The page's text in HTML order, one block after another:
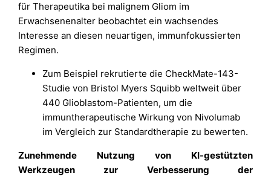
für Therapeutika bei malignem Gliom im
Erwachsenenalter beobachtet ein wachsendes
Interesse an diesen neuartigen, immunfokussierten
Regimen.
Zum Beispiel rekrutierte die CheckMate-143-
Studie von Bristol Myers Squibb weltweit über
440 Glioblastom-Patienten, um die
immuntherapeutische Wirkung von Nivolumab
im Vergleich zur Standardtherapie zu bewerten.
Zunehmende Nutzung von KI-gestützten
Werkzeugen zur Verbesserung der